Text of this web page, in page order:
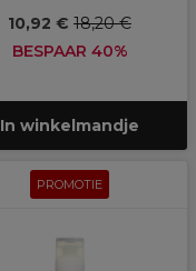
10,92 € 18,20 €
BESPAAR 40%
In winkelmandje
PROMOTIE